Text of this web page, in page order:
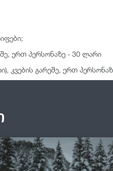
ერთ პერსონაზე - 30 ლარი
კვების გარეშე, ერთ